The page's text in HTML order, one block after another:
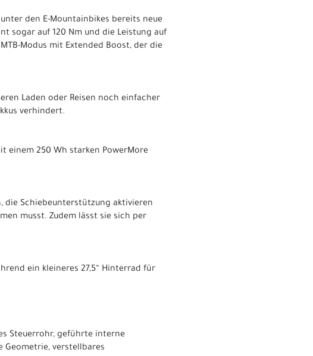
den E-Mountainbikes bereits neue
sogar auf 120 Nm und die Leistung auf
Modus mit Extended Boost, der die
Laden oder Reisen noch einfacher
verhindert.
einem 250 Wh starken PowerMore
die Schiebeunterstützung aktivieren
musst. Zudem lässt sie sich per
ein kleineres 27,5“ Hinterrad für
Steuerrohr, geführte interne
Geometrie, verstellbares